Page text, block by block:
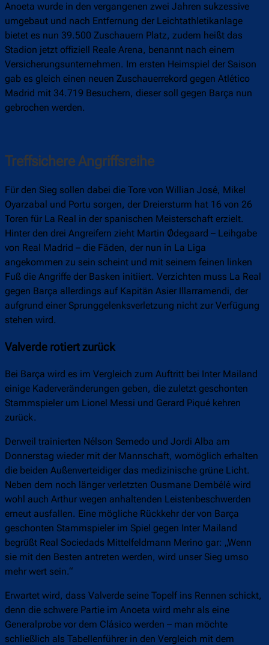
Anoeta wurde in den vergangenen zwei Jahren sukzessive
umgebaut und nach Entfernung der Leichtathletikanlage
bietet es nun 39.500 Zuschauern Platz, zudem heißt das
Stadion jetzt offiziell Reale Arena, benannt nach einem
Versicherungsunternehmen. Im ersten Heimspiel der Saison
gab es gleich einen neuen Zuschauerrekord gegen Atlético
Madrid mit 34.719 Besuchern, dieser soll gegen Barça nun
gebrochen werden.
Treffsichere Angriffsreihe
Für den Sieg sollen dabei die Tore von Willian José, Mikel
Oyarzabal und Portu sorgen, der Dreiersturm hat 16 von 26
Toren für La Real in der spanischen Meisterschaft erzielt.
Hinter den drei Angreifern zieht Martin Ødegaard – Leihgabe
von Real Madrid – die Fäden, der nun in La Liga
angekommen zu sein scheint und mit seinem feinen linken
Fuß die Angriffe der Basken initiiert. Verzichten muss La Real
gegen Barça allerdings auf Kapitän Asier Illarramendi, der
aufgrund einer Sprunggelenksverletzung nicht zur Verfügung
stehen wird.
Valverde rotiert zurück
Bei Barça wird es im Vergleich zum Auftritt bei Inter Mailand
einige Kaderveränderungen geben, die zuletzt geschonten
Stammspieler um Lionel Messi und Gerard Piqué kehren
zurück.
Derweil trainierten Nélson Semedo und Jordi Alba am
Donnerstag wieder mit der Mannschaft, womöglich erhalten
die beiden Außenverteidiger das medizinische grüne Licht.
Neben dem noch länger verletzten Ousmane Dembélé wird
wohl auch Arthur wegen anhaltenden Leistenbeschwerden
erneut ausfallen. Eine mögliche Rückkehr der von Barça
geschonten Stammspieler im Spiel gegen Inter Mailand
begrüßt Real Sociedads Mittelfeldmann Merino gar: „Wenn
sie mit den Besten antreten werden, wird unser Sieg umso
mehr wert sein.“
Erwartet wird, dass Valverde seine Topelf ins Rennen schickt,
denn die schwere Partie im Anoeta wird mehr als eine
Generalprobe vor dem Clásico werden – man möchte
schließlich als Tabellenführer in den Vergleich mit dem